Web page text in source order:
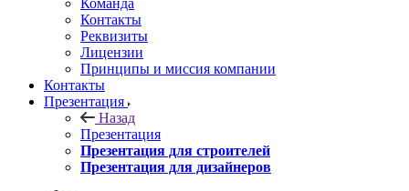
Команда
Контакты
Реквизиты
Лицензии
Принципы и миссия компании
Контакты
Презентация
Назад
Презентация
Презентация для строителей
Презентация для дизайнеров